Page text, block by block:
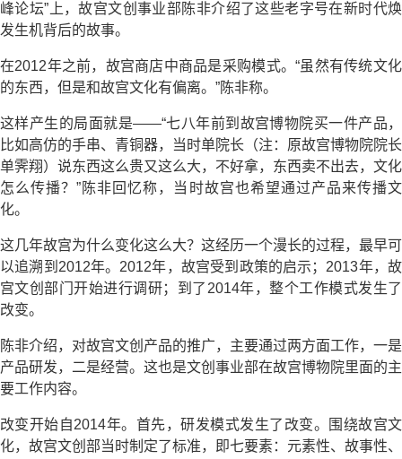
峰论坛”上，故宫文创事业部陈非介绍了这些老字号在新时代焕
发生机背后的故事。
在2012年之前，故宫商店中商品是采购模式。“虽然有传统文化
的东西，但是和故宫文化有偏离。”陈非称。
这样产生的局面就是——“七八年前到故宫博物院买一件产品，
比如高仿的手串、青铜器，当时单院长（注：原故宫博物院院长
单霁翔）说东西这么贵又这么大，不好拿，东西卖不出去，文化
怎么传播？”陈非回忆称，当时故宫也希望通过产品来传播文
化。
这几年故宫为什么变化这么大？这经历一个漫长的过程，最早可
以追溯到2012年。2012年，故宫受到政策的启示；2013年，故
宫文创部门开始进行调研；到了2014年，整个工作模式发生了
改变。
陈非介绍，对故宫文创产品的推广，主要通过两方面工作，一是
产品研发，二是经营。这也是文创事业部在故宫博物院里面的主
要工作内容。
改变开始自2014年。首先，研发模式发生了改变。围绕故宫文
化，故宫文创部当时制定了标准，即七要素：元素性、故事性、